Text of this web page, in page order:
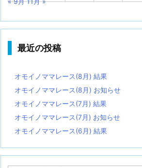
最近の投稿
オモイノママレース(8月) 結果
オモイノママレース(8月) お知らせ
オモイノママレース(7月) 結果
オモイノママレース(7月) お知らせ
オモイノママレース(6月) 結果